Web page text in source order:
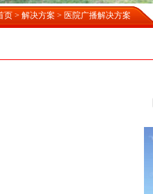
页 > 解决方案 > 医院广播解决方案